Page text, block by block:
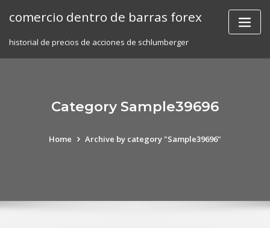
comercio dentro de barras forex
historial de precios de acciones de schlumberger
Category Sample39696
Home Archive by category "Sample39696"